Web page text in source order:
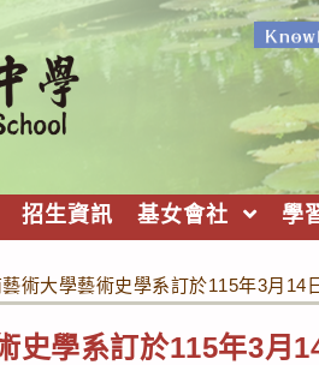
招生資訊 基女會社 學
術大學藝術史學系訂於115年3月14
史學系訂於115年3月